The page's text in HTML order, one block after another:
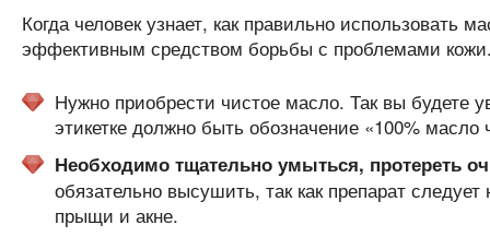
Когда человек узнает, как правильно использовать
эффективным средством борьбы с проблемами
Нужно приобрести чистое масло. Так вы будете
этикетке должно быть обозначение «100% масло
Необходимо тщательно умыться, протереть
обязательно высушить, так как препарат
прыщи и акне.